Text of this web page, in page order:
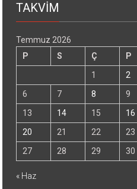
TAKVİM
Temmuz 2026
P
S Ç P
1
2
6
7 8 9
13
14 15 16
20
21 22 23
27
28 29 30
« Haz